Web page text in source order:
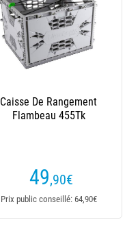
Caisse De Rangement
Flambeau 455Tk
49,90€
Prix public conseillé: 64,90€